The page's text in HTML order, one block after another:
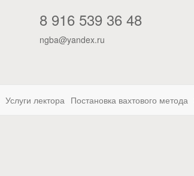
8 916 539 36 48
ngba@yandex.ru
Услуги лектора Постановка вахтового метода